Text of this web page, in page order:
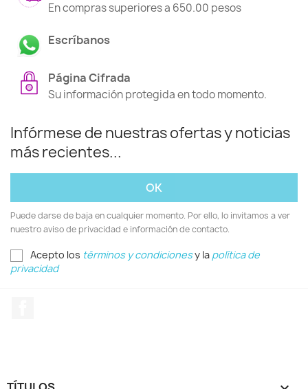
En compras superiores a 650.00 pesos
Escríbanos
Página Cifrada
Su información protegida en todo momento.
Infórmese de nuestras ofertas y noticias
más recientes...
Puede darse de baja en cualquier momento. Por ello, lo invitamos a ver
nuestro aviso de privacidad e información de contacto.
Acepto los términos y condicionesy la política de
privacidad